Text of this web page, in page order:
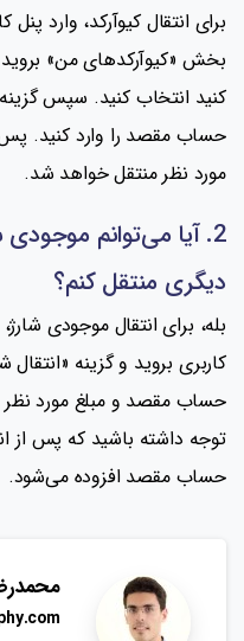
برای انتقال کیوآرکد، وارد
بخش «کیوآرکدهای من»
کنید انتخاب کنید. سپس گزینه
حساب مقصد را وارد کنید. پس
مورد نظر منتقل خواهد شد.
2. آیا می‌توانم
دیگری منتقل کنم؟
بله، برای انتقال موجودی
کاربری بروید و گزینه
حساب مقصد و مبلغ مورد نظر را
توجه داشته باشید که پس از
حساب مقصد افزوده می‌شود.